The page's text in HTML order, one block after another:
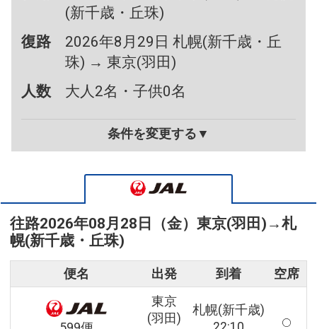
(新千歳・丘珠)
復路
2026年8月29日 札幌(新千歳・丘
珠) → 東京(羽田)
人数
大人2名・子供0名
条件を変更する▼
往路2026年08月28日（金） 東京(羽田) →札
幌(新千歳・丘珠)
便名 出発 到着 空席
東京
(羽田)
札幌(新千歳)